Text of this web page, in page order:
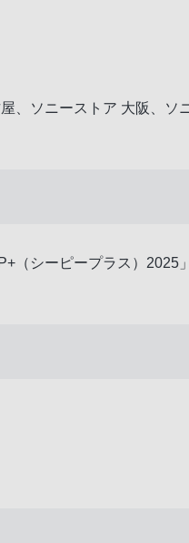
、ソニーストア 大阪、ソ
（シーピープラス）2025